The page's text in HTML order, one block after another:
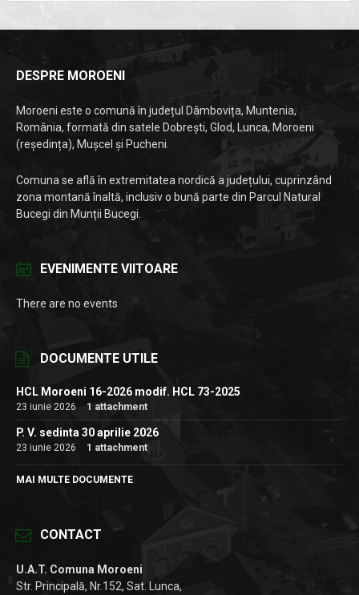
DESPRE MOROENI
Moroeni este o comună în județul Dâmbovița, Muntenia,
România, formată din satele Dobrești, Glod, Lunca, Moroeni
(reședința), Mușcel și Pucheni.
Comuna se află în extremitatea nordică a județului, cuprinzând
zona montană înaltă, inclusiv o bună parte din Parcul Natural
Bucegi din Munții Bucegi.
EVENIMENTE VIITOARE
There are no events
DOCUMENTE UTILE
HCL Moroeni 16-2026 modif. HCL 73-2025
23 iunie 2026 1 attachment
P. V. sedinta 30 aprilie 2026
23 iunie 2026 1 attachment
MAI MULTE DOCUMENTE
CONTACT
U.A.T. Comuna Moroeni
Str. Principală, Nr.152, Sat. Lunca,